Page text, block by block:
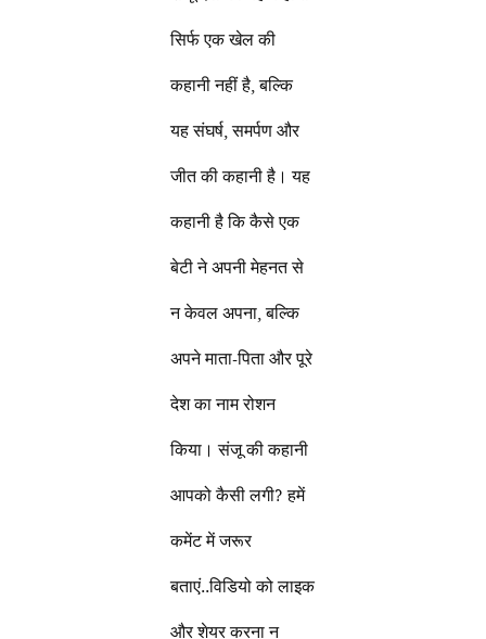
सिर्फ एक खेल की
कहानी नहीं है, बल्कि
यह संघर्ष, समर्पण और
जीत की कहानी है। यह
कहानी है कि कैसे एक
बेटी ने अपनी मेहनत से
न केवल अपना, बल्कि
अपने माता-पिता और पूरे
देश का नाम रोशन
किया। संजू की कहानी
आपको कैसी लगी? हमें
कमेंट में जरूर
बताएं..विडियो को लाइक
और शेयर करना न